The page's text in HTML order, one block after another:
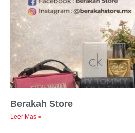
Berakah Store
Leer Mas »